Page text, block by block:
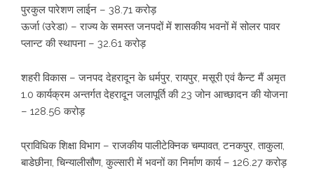
पुरकुल पारेशण लाईन – 38.71 करोड़
ऊर्जा (उरेडा) – राज्य के समस्त जनपदों में शासकीय भवनों में सोलर पावर
प्लान्ट की स्थापना – 32.61 करोड़
शहरी विकास – जनपद देहरादून के धर्मपुर, रायपुर, मसूरी एवं कैन्ट मैं अमृत
1.0 कार्यक्रम अन्तर्गत देहरादून जलापूर्ति की 23 जोन आच्छादन की योजना
– 128.56 करोड़
प्राविधिक शिक्षा विभाग – राजकीय पालीटेक्निक चम्पावत, टनकपुर, ताकुला,
बाडेछीना, चिन्यालीसौण, कुल्सारी में भवनों का निर्माण कार्य – 126.27 करोड़